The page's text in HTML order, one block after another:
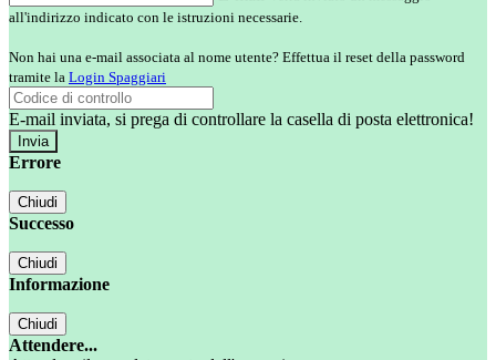
all'indirizzo indicato con le istruzioni necessarie.
Non hai una e-mail associata al nome utente? Effettua il reset della password
tramite la Login Spaggiari
E-mail inviata, si prega di controllare la casella di posta elettronica!
Errore
Chiudi
Successo
Chiudi
Informazione
Chiudi
Attendere...